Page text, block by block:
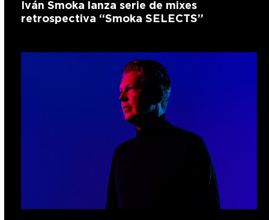
Iván Smoka lanza serie de mixes
retrospectiva “Smoka SELECTS”